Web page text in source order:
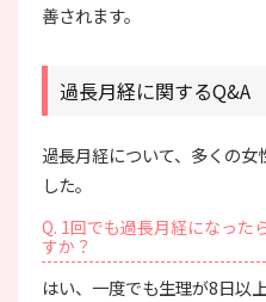
善されます。
過長月経に関するQ&A
過長月経について、多くの
した。
Q. 1回でも過長月経になった
すか？
はい、一度でも生理が8日以